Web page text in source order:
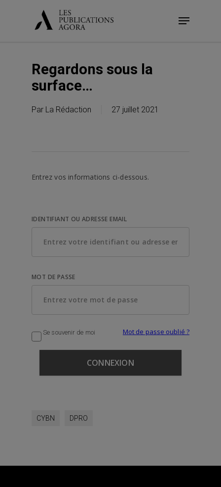
Menu
Regardons sous la
surface…
Par La Rédaction 27 juillet 2021
Entrez vos informations ci-dessous.
IDENTIFIANT OU ADRESSE EMAIL
MOT DE PASSE
Se souvenir de moi Mot de passe oublié ?
CYBN DPRO